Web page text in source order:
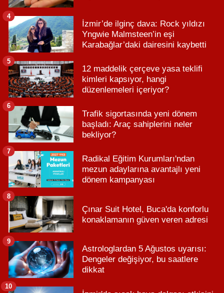
İzmir’de ilginç dava: Rock yıldızı
Yngwie Malmsteen’in eşi
Karabağlar’daki dairesini kaybetti
4
12 maddelik çerçeve yasa teklifi
kimleri kapsıyor, hangi
düzenlemeleri içeriyor?
5
Trafik sigortasında yeni dönem
başladı: Araç sahiplerini neler
bekliyor?
6
Radikal Eğitim Kurumları'ndan
mezun adaylarına avantajlı yeni
dönem kampanyası
7
Çınar Suit Hotel, Buca'da konforlu
konaklamanın güven veren adresi
8
Astrologlardan 5 Ağustos uyarısı:
Dengeler değişiyor, bu saatlere
dikkat
9
10